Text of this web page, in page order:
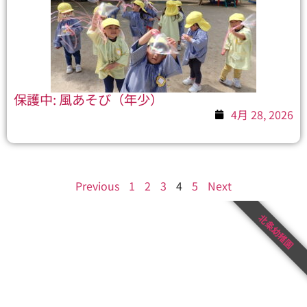
保護中: 風あそび（年少）
4月 28, 2026
Previous 1 2 3 4 5 Next
北条幼稚園